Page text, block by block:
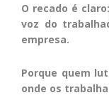
O recado é
voz do
empresa.
Porque quem
onde os